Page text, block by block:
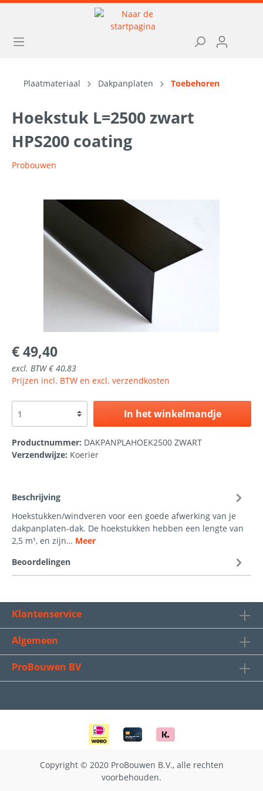
Plaatmateriaal Dakpanplaten Toebehoren
Hoekstuk L=2500 zwart
HPS200 coating
Probouwen
€ 49,40
excl. BTW € 40,83
Prijzen incl. BTW en excl. verzendkosten
In het winkelmandje
Productnummer: DAKPANPLAHOEK2500 ZWART
Verzendwijze: Koerier
Beschrijving
Hoekstukken/windveren voor een goede afwerking van je
dakpanplaten-dak. De hoekstukken hebben een lengte van
2,5 m¹, en zijn… Meer
Beoordelingen
Klantenservice
Algemeen
ProBouwen BV
Copyright © 2020 ProBouwen B.V., alle rechten
voorbehouden.